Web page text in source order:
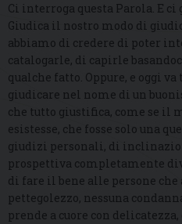
Ci interroga questa Parola. E
Giudica il nostro modo di
abbiamo di credere di poter
catalogarle, di capirle
qualche fatto. Oppure, e oggi
giudicare nel nome di un
che tutto giustifica, come se il
esistesse, che fosse solo una
giudizi personali, di
prospettiva completamente
di fare il bene alle persone che
pettegolezzo, nessuna
prende a cuore con